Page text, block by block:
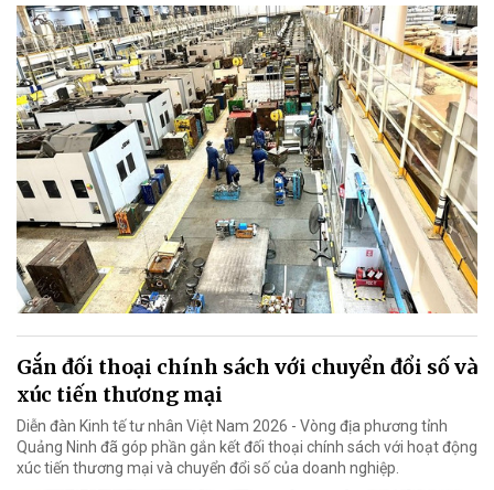
Gắn đối thoại chính sách với chuyển đổi số và
xúc tiến thương mại
Diễn đàn Kinh tế tư nhân Việt Nam 2026 - Vòng địa phương tỉnh
Quảng Ninh đã góp phần gắn kết đối thoại chính sách với hoạt động
xúc tiến thương mại và chuyển đổi số của doanh nghiệp.